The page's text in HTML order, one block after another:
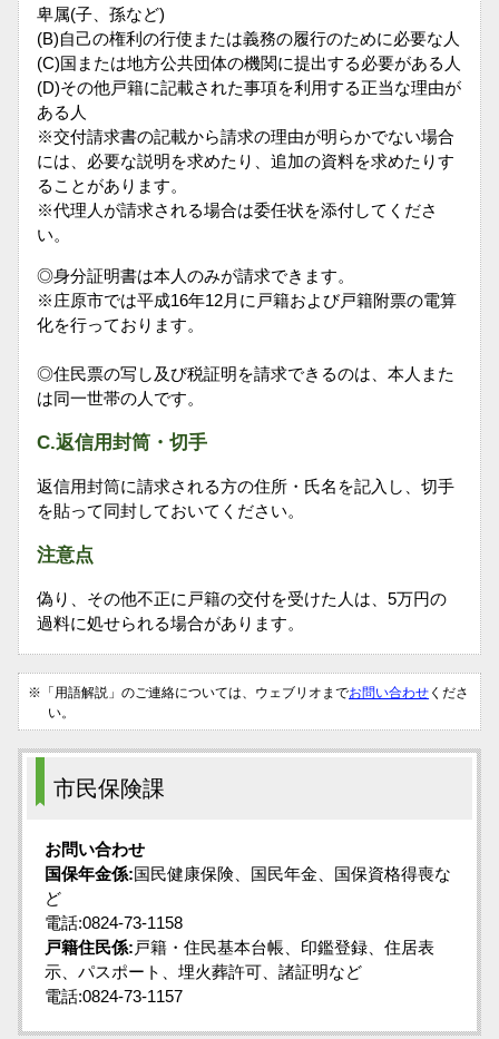
卑属(子、孫など)
(B)自己の権利の行使または義務の履行のために必要な人
(C)国または地方公共団体の機関に提出する必要がある人
(D)その他戸籍に記載された事項を利用する正当な理由が
ある人
※交付請求書の記載から請求の理由が明らかでない場合
には、必要な説明を求めたり、追加の資料を求めたりす
ることがあります。
※代理人が請求される場合は委任状を添付してくださ
い。
◎身分証明書は本人のみが請求できます。
※庄原市では平成16年12月に戸籍および戸籍附票の電算
化を行っております。
◎住民票の写し及び税証明を請求できるのは、本人また
は同一世帯の人です。
C.返信用封筒・切手
返信用封筒に請求される方の住所・氏名を記入し、切手
を貼って同封しておいてください。
注意点
偽り、その他不正に戸籍の交付を受けた人は、5万円の
過料に処せられる場合があります。
※「用語解説」のご連絡については、ウェブリオまでお問い合わせ くださ
い。
市民保険課
お問い合わせ
国保年金係:国民健康保険、国民年金、国保資格得喪な
ど
電話:0824-73-1158
戸籍住民係: 戸籍・住民基本台帳、印鑑登録、住居表
示、パスポート、埋火葬許可、諸証明など
電話:0824-73-1157